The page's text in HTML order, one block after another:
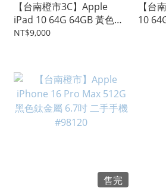
【台南橙市3C】Apple
iPad 10 64G 64GB 黃色
LTE 10.9吋 港版 二手平板
NT$9,000
【台
10
售完